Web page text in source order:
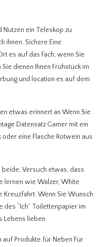
Nutzen ein Teleskop zu
ihnen. Sichere Eine
es auf das Fach, wenn Sie
dienen Ihnen Frühstück im
und location es auf dem
etwas erinnert an Wenn Sie
Datensatz Gamer mit ein
eine Flasche Rotwein aus
beide, Versuch etwas, dass
lernen wie Walzer, White
Kreuzfahrt. Wenn Sie Wunsch
des “Ich” Toilettenpapier im
Lebens lieben.
auf Produkte für Neben Für